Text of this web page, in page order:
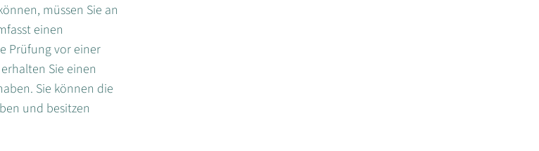
müssen Sie an
einen
Prüfung vor einer
Sie einen
Sie können die
und besitzen